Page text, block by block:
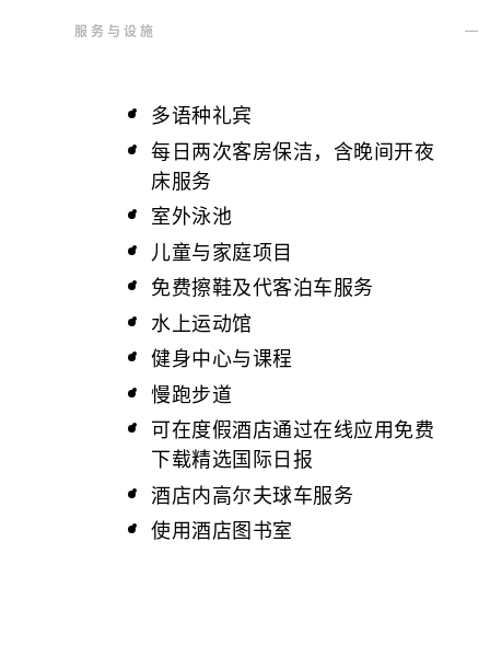
服务与设施
多语种礼宾
每日两次客房保洁，含晚间开夜
床服务
室外泳池
儿童与家庭项目
免费擦鞋及代客泊车服务
水上运动馆
健身中心与课程
慢跑步道
可在度假酒店通过在线应用免费
下载精选国际日报
酒店内高尔夫球车服务
使用酒店图书室